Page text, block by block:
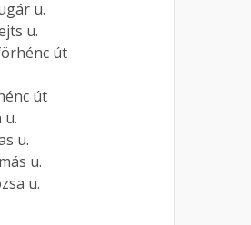
u.
u.
út
út
u.
u.
u.
u.